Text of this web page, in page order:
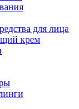
для лица
крем